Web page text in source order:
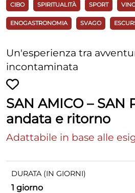
CIBO SPIRITUALITÀ SPORT
ENOGASTRONOMIA SVAGO
Un'esperienza tra
incontaminata
SAN AMICO – SAN
andata e ritorno
Adattabile in base alle
DURATA (IN GIORNI)
1 giorno